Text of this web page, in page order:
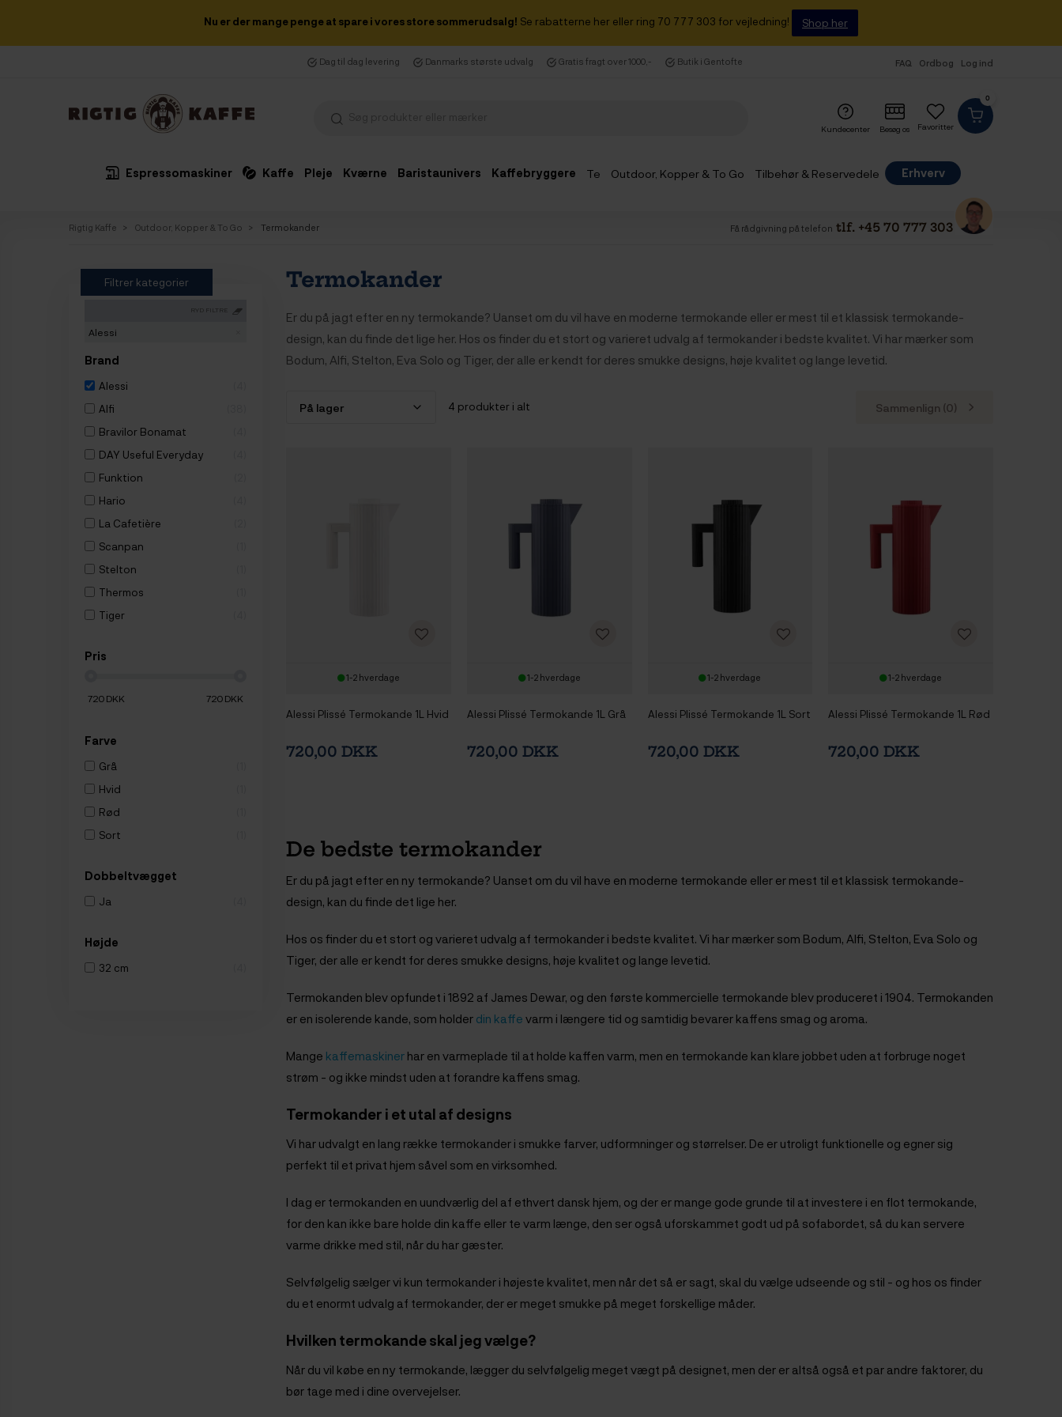
Nu er der mange penge at spare i vores store sommerudsalg! Se rabatterne her eller ring 70 777 303 for vejledning! Shop her
Dag til dag levering Danmarks største udvalg Gratis fragt over 1000,- Butik i Gentofte FAQ Ordbog Log ind
0
Favoritter
Kundecenter Besøg os
Espressomaskiner Kaffe Pleje Kværne Baristaunivers Kaffebryggere Te Outdoor, Kopper & To Go Tilbehør & Reservedele
Erhverv
Rigtig Kaffe Outdoor, Kopper & To Go Termokander Få rådgivning på telefon tlf. +45 70 777 303
Filtrer kategorier
RYD FILTRE
Alessi
Brand
Alessi
Alfi
Bravilor Bonamat
DAY Useful Everyday
Funktion
Hario
La Cafetière
Scanpan
Stelton
Thermos
Tiger
Pris
720DKK 720DKK
Farve
Grå
Hvid
Rød
Sort
Dobbeltvægget
Ja
Højde
32 cm
Termokander
Er du på jagt efter en ny termokande? Uanset om du vil have en moderne termokande eller er mest til et klassisk termokande-
design, kan du finde det lige her. Hos os finder du et stort og varieret udvalg af termokander i bedste kvalitet. Vi har mærker som
Bodum, Alfi, Stelton, Eva Solo og Tiger, der alle er kendt for deres smukke designs, høje kvalitet og lange levetid.
4 produkter i alt Sammenlign (0)
1-2 hverdage
Alessi Plissé Termokande 1L Hvid
720,00 DKK
1-2 hverdage
Alessi Plissé Termokande 1L Grå
720,00 DKK
1-2 hverdage
Alessi Plissé Termokande 1L Sort
720,00 DKK
1-2 hverdage
Alessi Plissé Termokande 1L Rød
720,00 DKK
De bedste termokander
Er du på jagt efter en ny termokande? Uanset om du vil have en moderne termokande eller er mest til et klassisk termokande-
design, kan du finde det lige her.
Hos os finder du et stort og varieret udvalg af termokander i bedste kvalitet. Vi har mærker som Bodum, Alfi, Stelton, Eva Solo og
Tiger, der alle er kendt for deres smukke designs, høje kvalitet og lange levetid.
Termokanden blev opfundet i 1892 af James Dewar, og den første kommercielle termokande blev produceret i 1904. Termokanden
er en isolerende kande, som holder din kaffe varm i længere tid og samtidig bevarer kaffens smag og aroma.
Mange kaffemaskiner har en varmeplade til at holde kaffen varm, men en termokande kan klare jobbet uden at forbruge noget
strøm - og ikke mindst uden at forandre kaffens smag.
Termokander i et utal af designs
Vi har udvalgt en lang række termokander i smukke farver, udformninger og størrelser. De er utroligt funktionelle og egner sig
perfekt til et privat hjem såvel som en virksomhed.
I dag er termokanden en uundværlig del af ethvert dansk hjem, og der er mange gode grunde til at investere i en flot termokande,
for den kan ikke bare holde din kaffe eller te varm længe, den ser også uforskammet godt ud på sofabordet, så du kan servere
varme drikke med stil, når du har gæster.
Selvfølgelig sælger vi kun termokander i højeste kvalitet, men når det så er sagt, skal du vælge udseende og stil - og hos os finder
du et enormt udvalg af termokander, der er meget smukke på meget forskellige måder.
Hvilken termokande skal jeg vælge?
Når du vil købe en ny termokande, lægger du selvfølgelig meget vægt på designet, men der er altså også et par andre faktorer, du
bør tage med i dine overvejelser.